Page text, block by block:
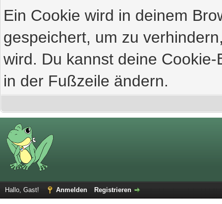
Ein Cookie wird in deinem
gespeichert, um zu
wird. Du kannst deine
in der Fußzeile ändern.
Hallo, Gast! Anmelden Registrieren